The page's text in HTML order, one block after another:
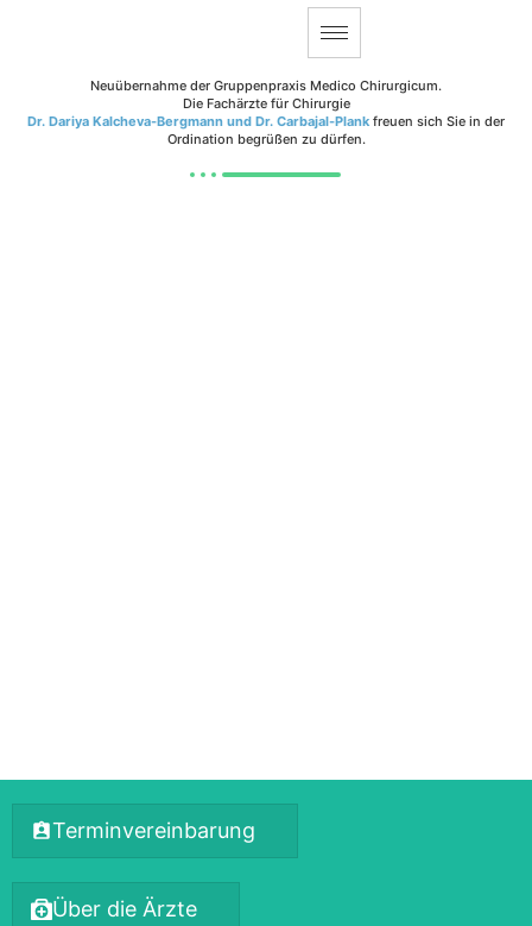
Neuübernahme der Gruppenpraxis Medico Chirurgicum.
Die Fachärzte für Chirurgie
Dr. Dariya Kalcheva-Bergmann und Dr. Carbajal-Plank freuen sich Sie in der
Ordination begrüßen zu dürfen.
Terminvereinbarung
Über die Ärzte